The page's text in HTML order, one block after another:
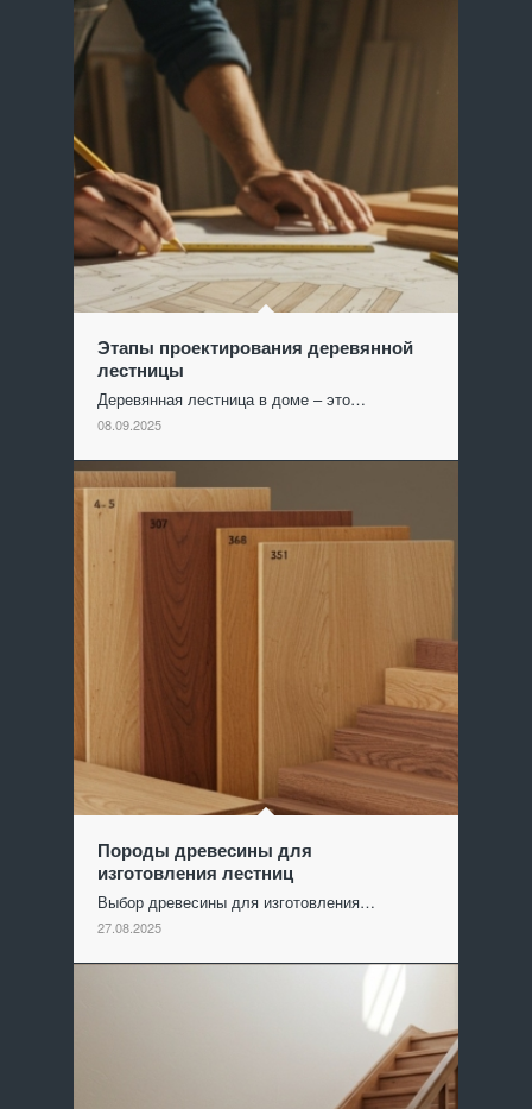
Этапы проектирования деревянной
лестницы
Деревянная лестница в доме – это…
08.09.2025
Породы древесины для
изготовления лестниц
Выбор древесины для изготовления…
27.08.2025